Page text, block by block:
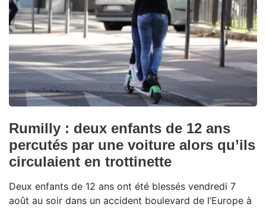
Rumilly : deux enfants de 12 ans
percutés par une voiture alors qu’ils
circulaient en trottinette
Deux enfants de 12 ans ont été blessés vendredi 7
août au soir dans un accident boulevard de l’Europe à